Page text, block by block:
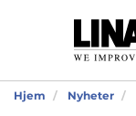
Hjem Nyheter